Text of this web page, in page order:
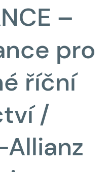
–
pro
říční
/